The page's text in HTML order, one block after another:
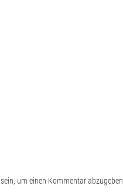
sein, um einen Kommentar abzugeben.